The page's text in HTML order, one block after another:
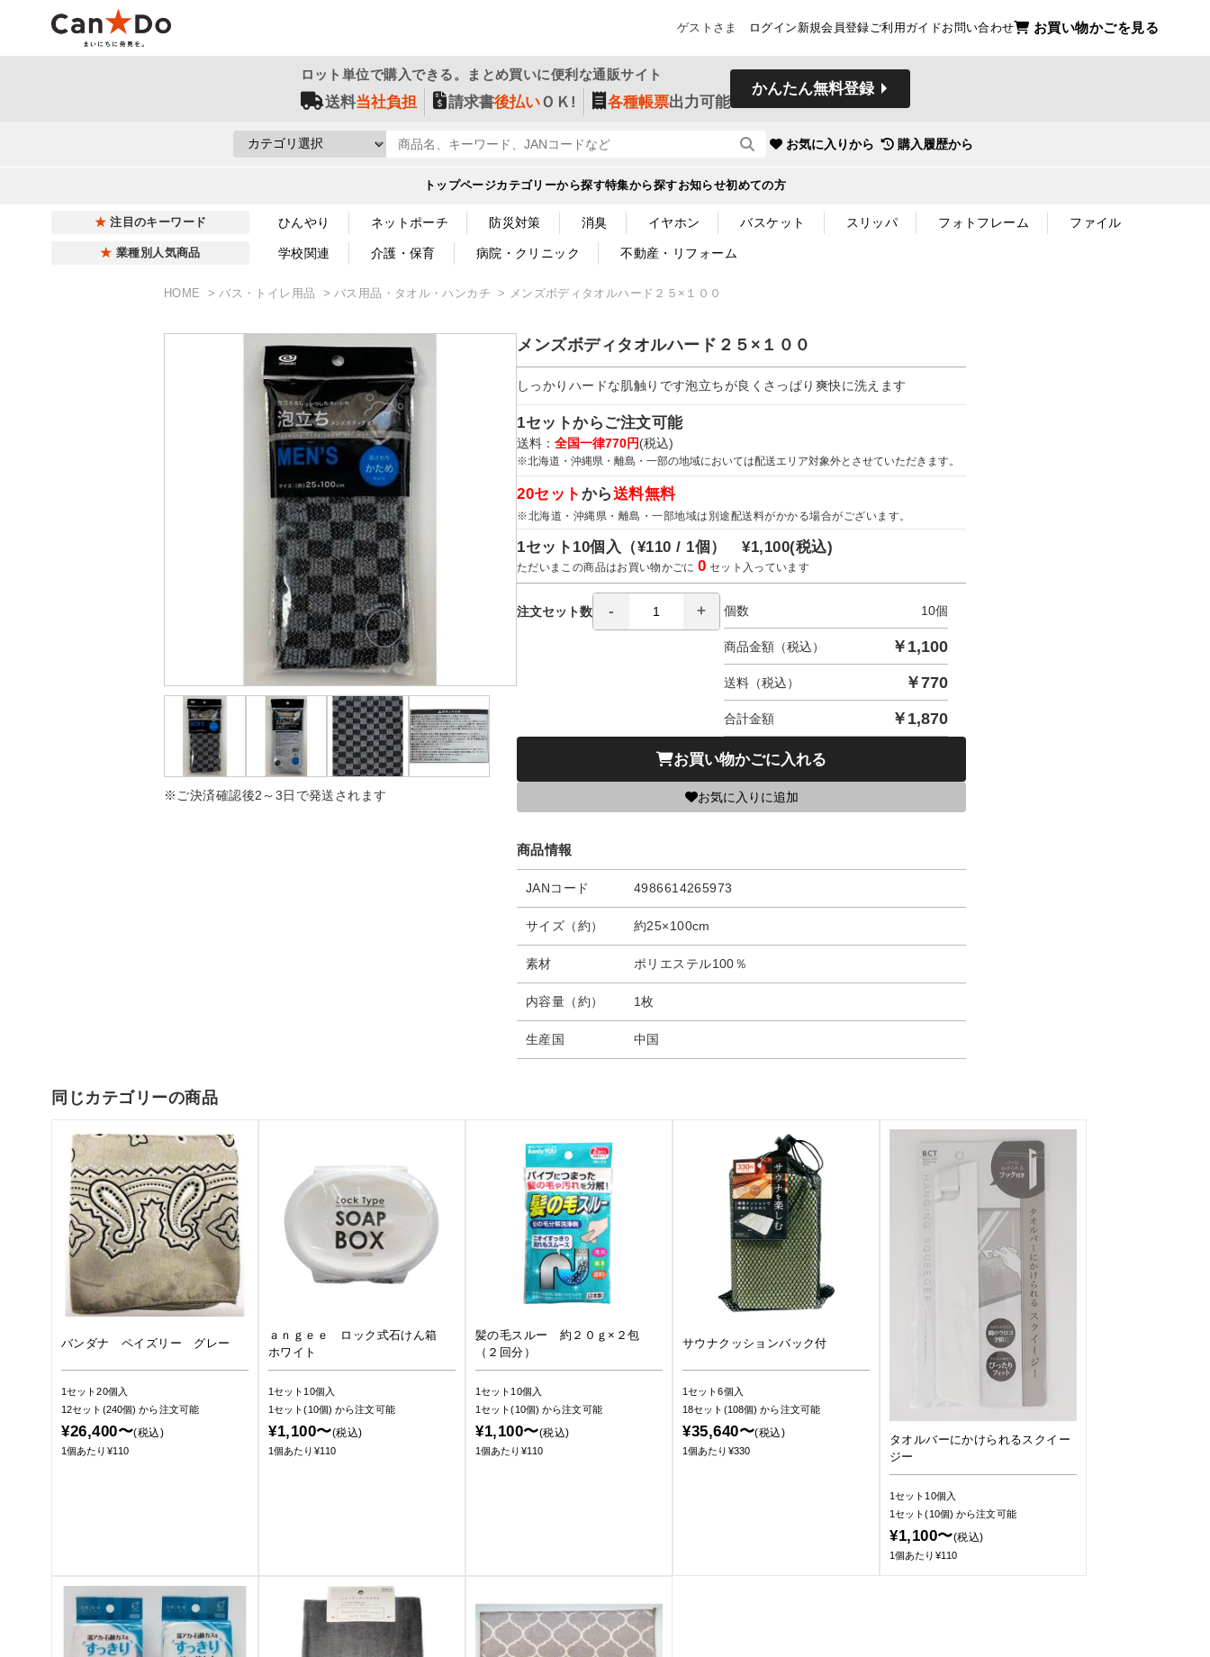
ゲストさま ログイン 新規会員登録ご利用ガイドお問い合わせ お買い物かごを見る
ロット単位で購入できる。まとめ買いに便利な通販サイト
送料当社負担 請求書後払いＯＫ! 各種帳票出力可能
かんたん無料登録
お気に入りから 購入履歴から
トップページカテゴリーから探す特集から探すお知らせ初めての方
注目のキーワード ひんやり ネットポーチ 防災対策 消臭 イヤホン バスケット スリッパ フォトフレーム ファイル
業種別人気商品 学校関連 介護・保育 病院・クリニック 不動産・リフォーム
HOME バス・トイレ用品 バス用品・タオル・ハンカチ メンズボディタオルハード２５×１００
※ご決済確認後2～3日で発送されます
メンズボディタオルハード２５×１００
しっかりハードな肌触りです泡立ちが良くさっぱり爽快に洗えます
1セットからご注文可能
送料： 全国一律770円(税込)
※北海道・沖縄県・離島・一部の地域においては配送エリア対象外とさせていただきます。
20セット から送料無料
※北海道・沖縄県・離島・一部地域は別途配送料がかかる場合がございます。
1セット10個入（¥110 / 1個）¥1,100(税込)
ただいまこの商品はお買い物かごに0 セット入っています
注文セット数 個数 10個
商品金額（税込） ￥ 1,100
送料（税込） ￥770
合計金額 ￥ 1,870
お買い物かごに入れる
お気に入りに追加
商品情報
JANコード 4986614265973
サイズ（約） 約25×100cm
素材 ポリエステル100％
内容量（約） 1枚
生産国 中国
同じカテゴリーの商品
バンダナ ペイズリー グレー
1セット20個入
12セット(240個)から注文可能
¥26,400〜(税込)
1個あたり¥110
ａｎｇｅｅ ロック式石けん箱
ホワイト
1セット10個入
1セット(10個)から注文可能
¥1,100〜(税込)
1個あたり¥110
髪の毛スルー 約２０ｇ×２包
（２回分）
1セット10個入
1セット(10個)から注文可能
¥1,100〜(税込)
1個あたり¥110
サウナクッションバック付
1セット6個入
18セット(108個)から注文可能
¥35,640〜(税込)
1個あたり¥330
タオルバーにかけられるスクイー
ジー
1セット10個入
1セット(10個)から注文可能
¥1,100〜(税込)
1個あたり¥110